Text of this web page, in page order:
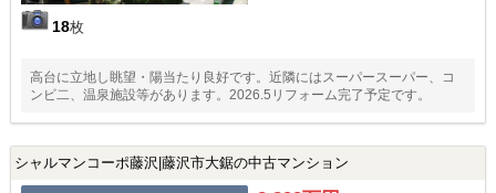
18枚
高台に立地し眺望・陽当たり良好です。近隣にはスーパースーパー、コ
ンビ二、温泉施設等があります。2026.5リフォーム完了予定です。
シャルマンコーポ藤沢|藤沢市大鋸の中古マンション